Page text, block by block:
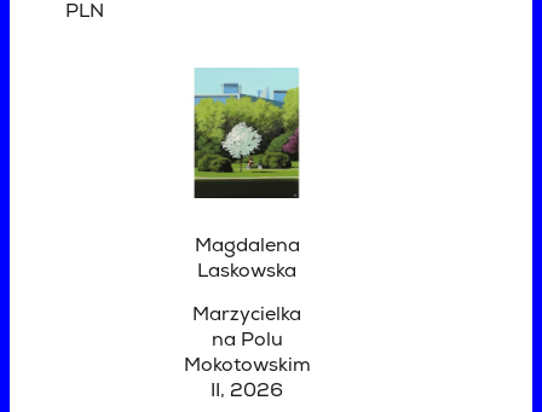
PLN
Magdalena
Laskowska
Marzycielka
na Polu
Mokotowskim
II, 2026